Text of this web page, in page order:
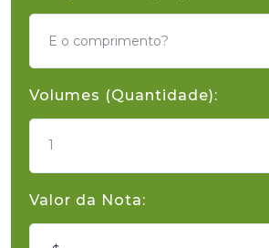
Volumes (Quantidade):
1
Valor da Nota: